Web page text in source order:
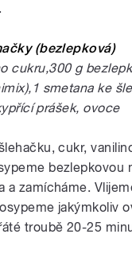
(bezlepková)
cukru,300 g
smetana ke
prášek, ovoce
cukr,
bezlepkovou
a zamícháme.
jakýmkoliv
troubě 20-25